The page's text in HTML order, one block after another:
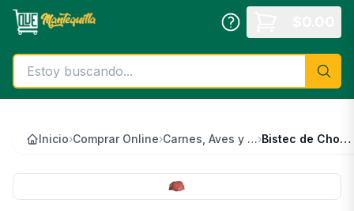
Saltar al contenido principal
Inicio›Comprar Online› Carnes, Aves y Pescados› Bistec de Chocozuela